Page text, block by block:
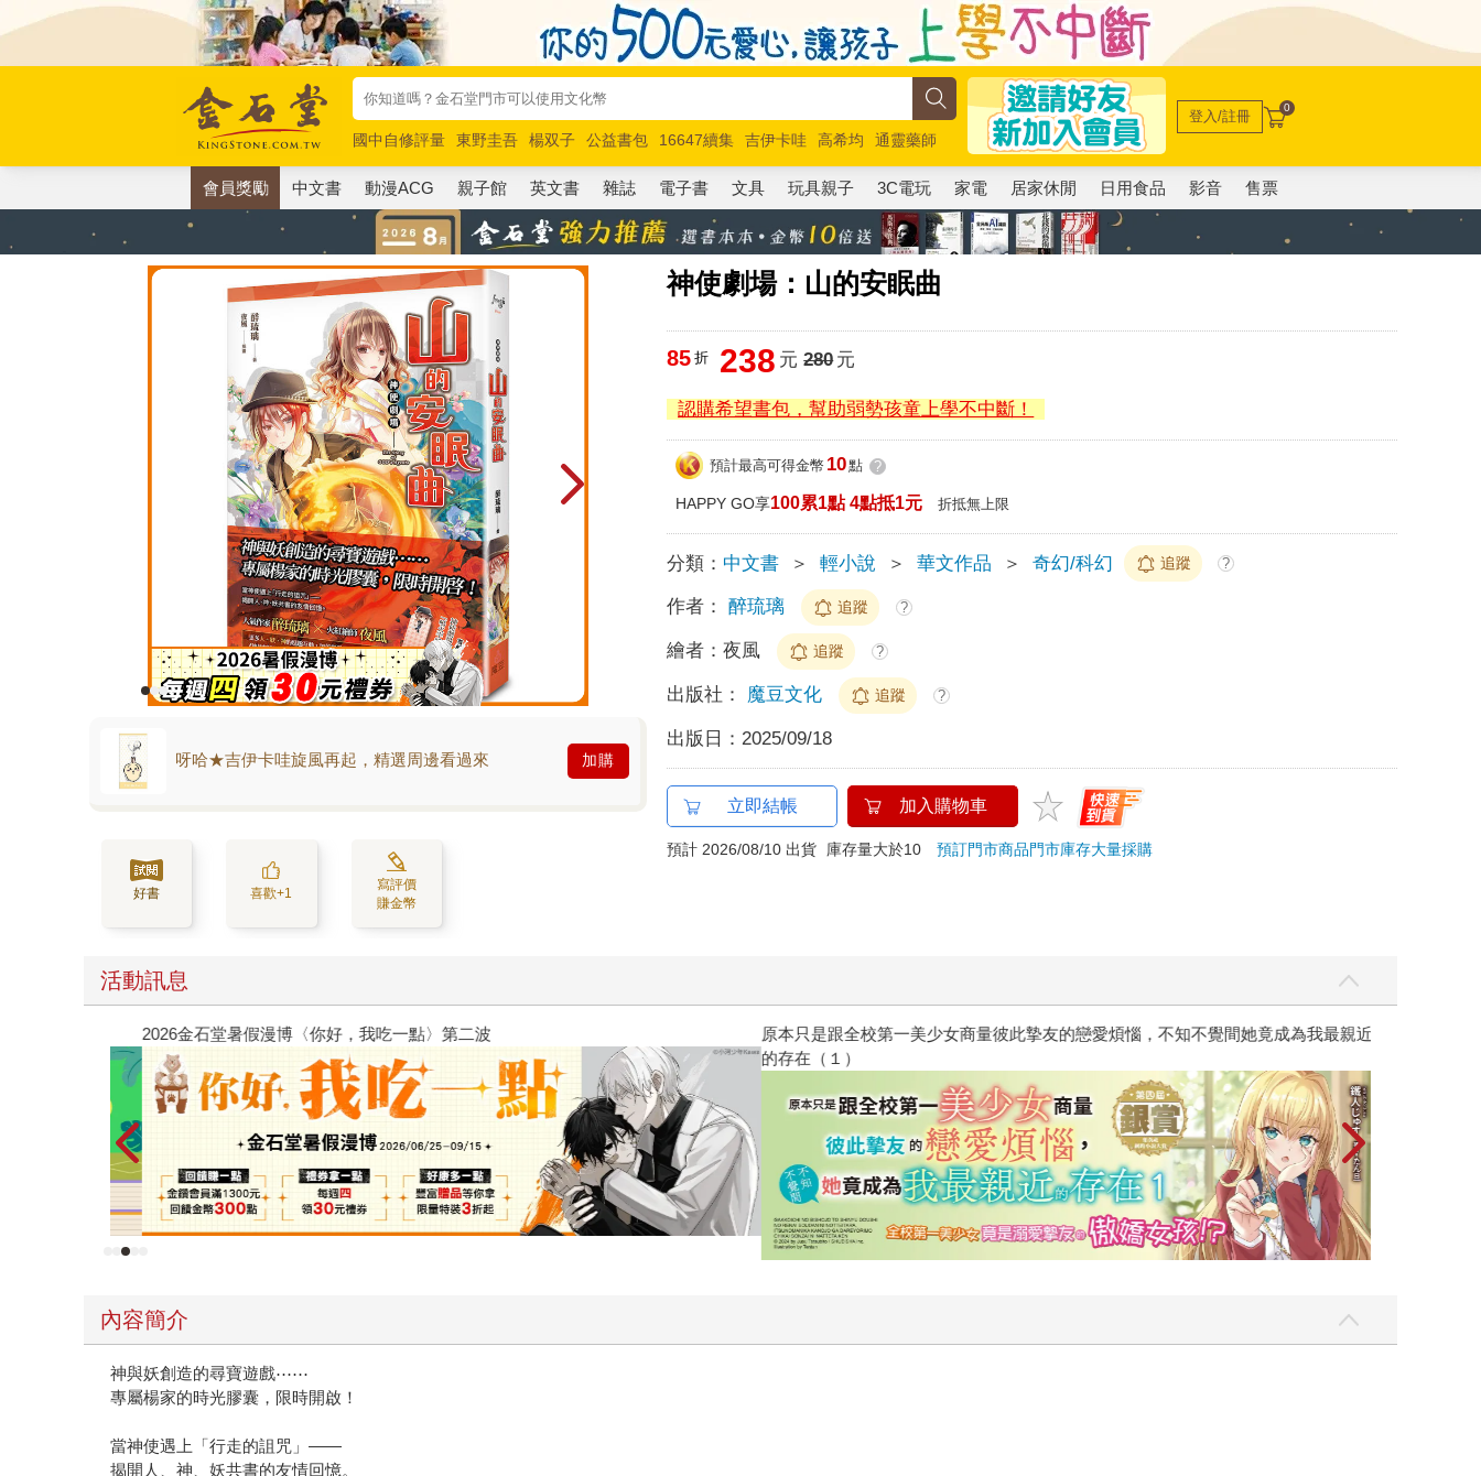
國中自修評量 東野圭吾 楊双子 公益書包 16647續集 吉伊卡哇 高希均
通靈藥師
唯紅花綻放
奧德賽 路邊攤新作 馬斯克 玩具總動員5 超慢跑
登入/註冊 0
會員獎勵 中文書 動漫ACG 親子館 英文書 雜誌 電子書 文具 玩具親子 3C電玩 家電 居家休閒 日用食品 影音 售票
神使劇場：山的安眠曲
呀哈★吉伊卡哇旋風再起，精選周邊看過來 加購
好書 喜歡+1
寫評價
賺金幣
85 折 238 元 280元
認購希望書包，幫助弱勢孩童上學不中斷！
預計最高可得金幣 10點 ?
HAPPY GO享100累1點 4點抵1元 折抵無上限
分類： 中文書 ＞ 輕小說 ＞ 華文作品 ＞ 奇幻/科幻 追蹤 ?
作者： 醉琉璃 追蹤 ?
繪者：夜風 追蹤 ?
出版社： 魔豆文化 追蹤 ?
出版日： 2025/09/18
立即結帳 加入購物車
預計 2026/08/10 出貨 庫存量大於10預訂門市商品門市庫存大量採購
活動訊息
2026金石堂暑假漫博〈你好，我吃一點〉第二波
原本只是跟全校第一美少女商量彼此摯友的戀愛煩惱，不知不覺間她竟成為我最親近
的存在（１）
台灣角川2026
內容簡介
神與妖創造的尋寶遊戲⋯⋯
專屬楊家的時光膠囊，限時開啟！
當神使遇上「行走的詛咒」——
揭開人、神、妖共書的友情回憶。